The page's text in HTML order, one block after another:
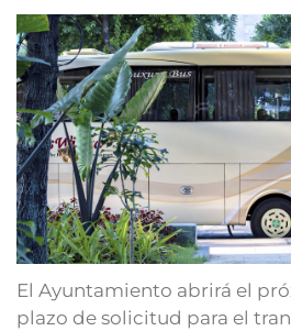
El Ayuntamiento abrirá el
plazo de solicitud para el